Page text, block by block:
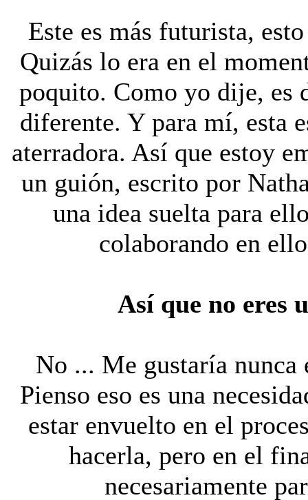
Este es más futurista,
Quizás lo era en el
poquito. Como yo dije, es
diferente. Y para mí, esta
aterradora. Así que estoy
un guión, escrito por
una idea suelta para
colaborando en
Así que no eres
No ... Me gustaría
Pienso eso es una
estar envuelto en el
hacerla, pero en el
necesariamente